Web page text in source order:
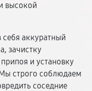
высокой
аккуратный
зачистку
и установку
строго соблюдаем
соседние